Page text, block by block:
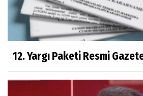
12. Yargı Paketi Resmi